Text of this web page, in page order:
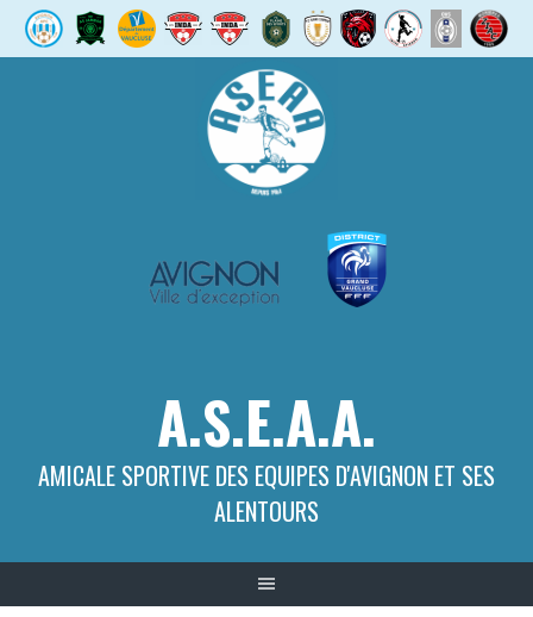
A.S.E.A.A.
AMICALE SPORTIVE DES EQUIPES D'AVIGNON ET SES
ALENTOURS